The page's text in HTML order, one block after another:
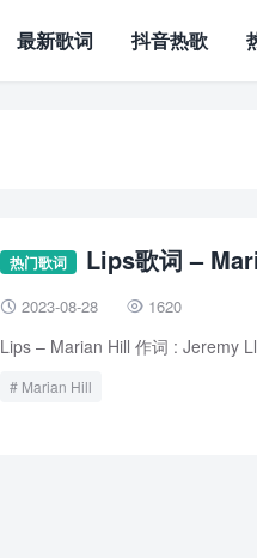
最新歌词 抖音热歌
热门歌词 Lips歌词 –
 2023-08-28  1620
Lips – Marian Hill 作词 : Jeremy
Marian Hill